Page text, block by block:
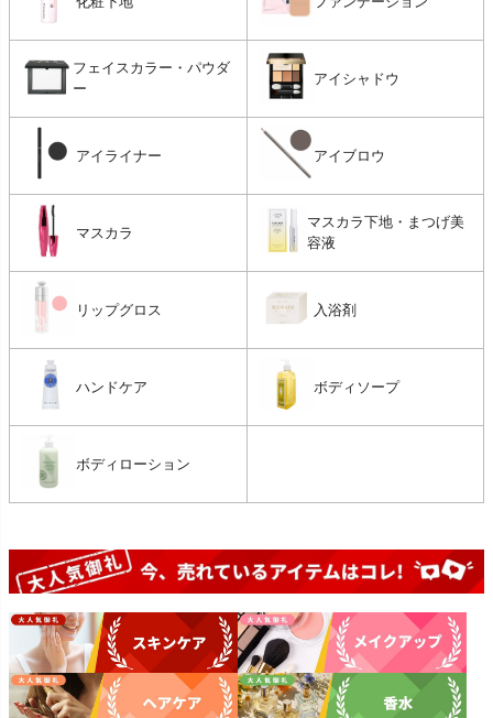
フェイスカラー・パウダ
ー
アイシャドウ
アイライナー アイブロウ
マスカラ
マスカラ下地・まつげ美
容液
リップグロス 入浴剤
ハンドケア ボディソープ
ボディローション